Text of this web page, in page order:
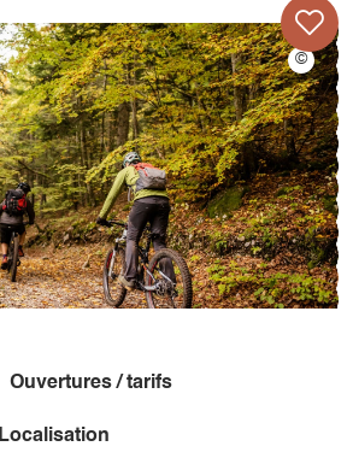
Ouvertures / tarifs
Localisation